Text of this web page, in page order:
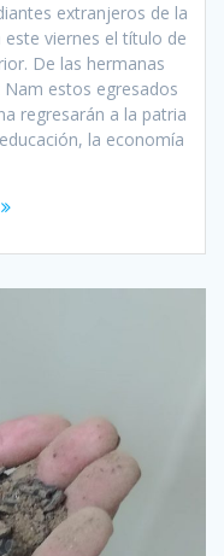
extranjeros de la
viernes el título de
De las hermanas
Nam estos egresados
regresarán a la patria
la economía